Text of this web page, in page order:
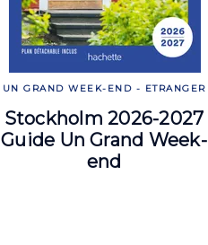
UN GRAND WEEK-END - ETRANGER
Stockholm 2026-2027
Guide Un Grand Week-
end